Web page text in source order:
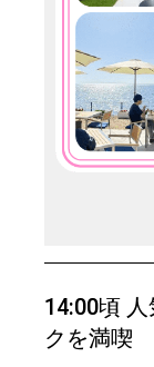
14:00頃
クを満喫